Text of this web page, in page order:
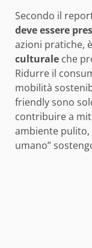
Secondo il
deve essere
azioni pratiche,
culturale che
Ridurre il
mobilità
friendly sono
contribuire a
ambiente
umano”